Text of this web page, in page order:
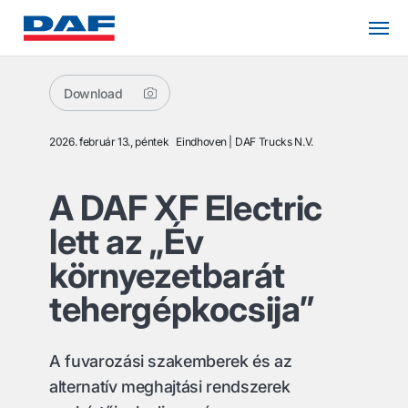
Download
2026. február 13., péntek Eindhoven DAF Trucks N.V.
A DAF XF Electric
lett az „Év
környezetbarát
tehergépkocsija”
A fuvarozási szakemberek és az
alternatív meghajtási rendszerek